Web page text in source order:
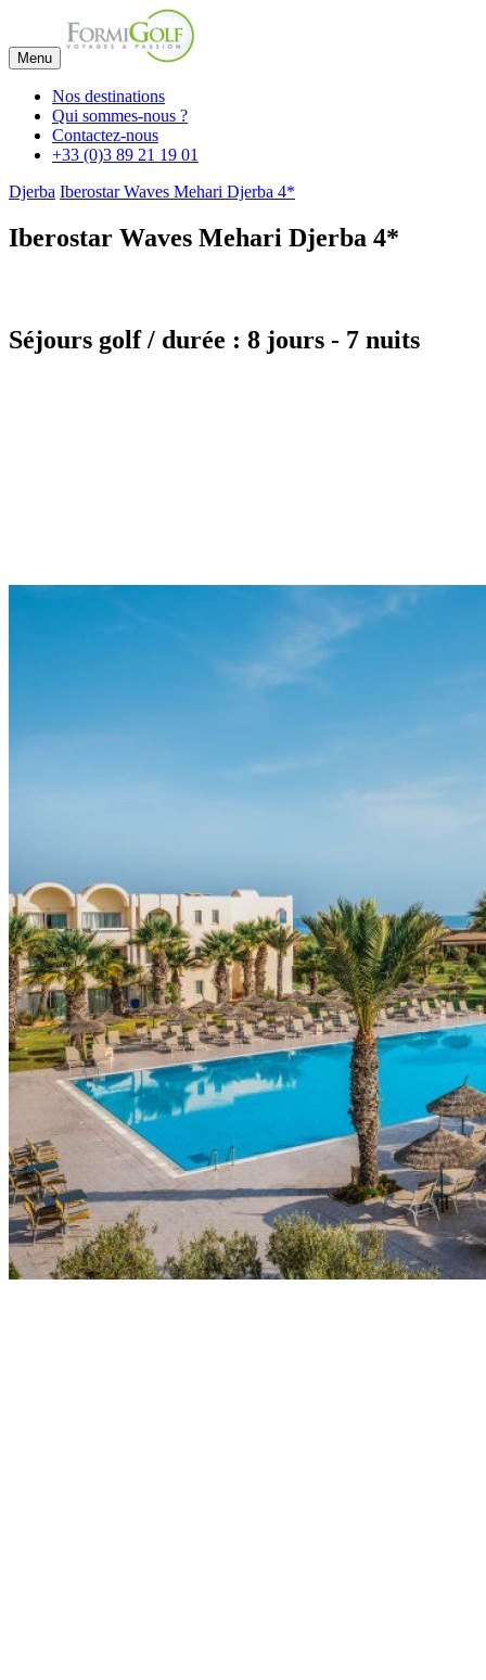
Menu
Nos destinations
Qui sommes-nous ?
Contactez-nous
+33 (0)3 89 21 19 01
Djerba Iberostar Waves Mehari Djerba 4*
Iberostar Waves Mehari Djerba 4*
Séjours golf / durée : 8 jours - 7 nuits